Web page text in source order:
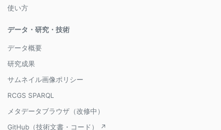
使い方
データ・研究・技術
データ概要
研究成果
サムネイル画像ポリシー
RCGS SPARQL
メタデータブラウザ（改修中）
GitHub（技術文書・コード） ↗